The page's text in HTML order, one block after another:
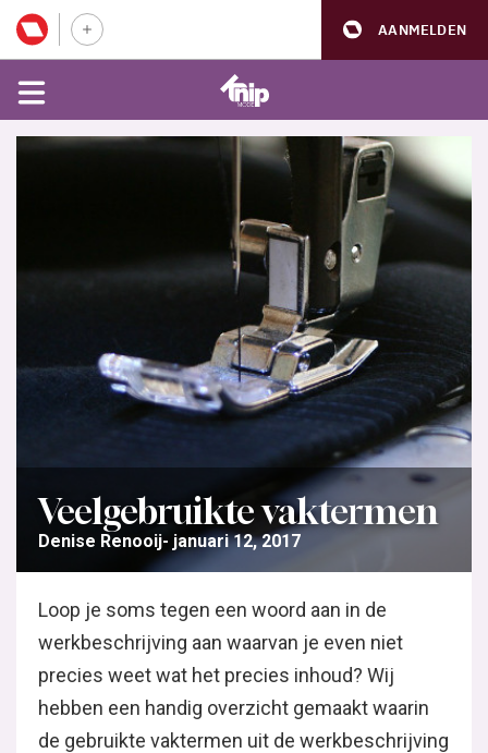
AANMELDEN
Veelgebruikte vaktermen
Denise Renooij januari 12, 2017
Loop je soms tegen een woord aan in de
werkbeschrijving aan waarvan je even niet
precies weet wat het precies inhoud? Wij
hebben een handig overzicht gemaakt waarin
de gebruikte vaktermen uit de werkbeschrijving